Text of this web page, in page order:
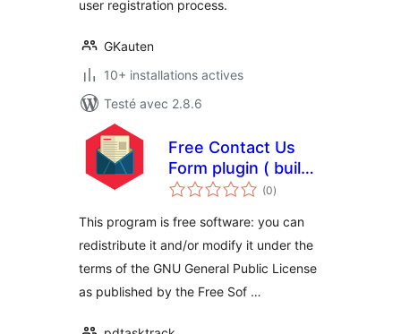
user registration process.
GKauten
10+ installations actives
Testé avec 2.8.6
Free Contact Us
Form plugin ( build
in accordance to
(0notes
en
)
This program is free software: you can
redistribute it and/or modify it under the
terms of the GNU General Public License
as published by the Free Sof …